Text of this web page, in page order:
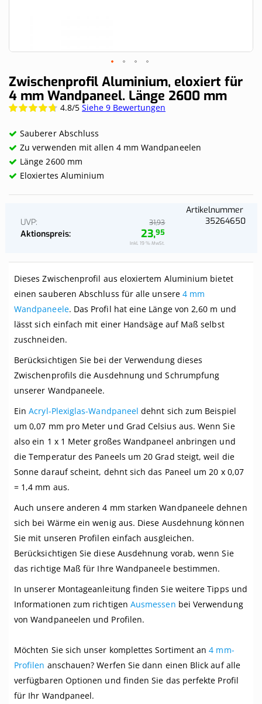
Skip
to
the
beginning
the
gallery
Zwischenprofil Aluminium, eloxiert für
4 mm Wandpaneel. Länge 2600 mm
Wertung:
4.8/5 Siehe 9 Bewertungen
Sauberer Abschluss
Zu verwenden mit allen 4 mm Wandpaneelen
Länge 2600 mm
Eloxiertes Aluminium
UVP 31,93
Aktionspreis 23,95
Inkl. 19 % MwSt.
Artikelnummer
35264650
Dieses Zwischenprofil aus eloxiertem Aluminium bietet
einen sauberen Abschluss für alle unsere 4 mm
Wandpaneele. Das Profil hat eine Länge von 2,60 m und
lässt sich einfach mit einer Handsäge auf Maß selbst
zuschneiden.
Berücksichtigen Sie bei der Verwendung dieses
Zwischenprofils die Ausdehnung und Schrumpfung
unserer Wandpaneele.
EinAcryl-Plexiglas-Wandpaneel dehnt sich zum Beispiel
um 0,07 mm pro Meter und Grad Celsius aus. Wenn Sie
also ein 1 x 1 Meter großes Wandpaneel anbringen und
die Temperatur des Paneels um 20 Grad steigt, weil die
Sonne darauf scheint, dehnt sich das Paneel um 20 x 0,07
= 1,4 mm aus.
Auch unsere anderen 4 mm starken Wandpaneele dehnen
sich bei Wärme ein wenig aus. Diese Ausdehnung können
Sie mit unseren Profilen einfach ausgleichen.
Berücksichtigen Sie diese Ausdehnung vorab, wenn Sie
das richtige Maß für Ihre Wandpaneele bestimmen.
In unserer Montageanleitung finden Sie weitere Tipps und
Informationen zum richtigen Ausmessen bei Verwendung
von Wandpaneelen und Profilen.
Möchten Sie sich unser komplettes Sortiment an4 mm-
Profilen anschauen? Werfen Sie dann einen Blick auf alle
verfügbaren Optionen und finden Sie das perfekte Profil
für Ihr Wandpaneel.